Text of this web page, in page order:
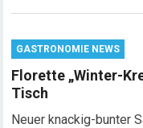
GASTRONOMIE NEWS
Florette „Winter-
Tisch
Neuer knackig-bunter